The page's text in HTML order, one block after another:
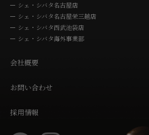
シェ・シバタ名古屋店
シェ・シバタ名古屋栄三越店
シェ・シバタ西武池袋店
シェ・シバタ海外事業部
会社概要
お問い合わせ
採用情報